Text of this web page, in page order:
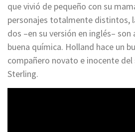
que vivió de pequeño con su
personajes totalmente distintos,
dos –en su versión en inglés– son
buena química. Holland hace un
compañero novato e inocente del
Sterling.